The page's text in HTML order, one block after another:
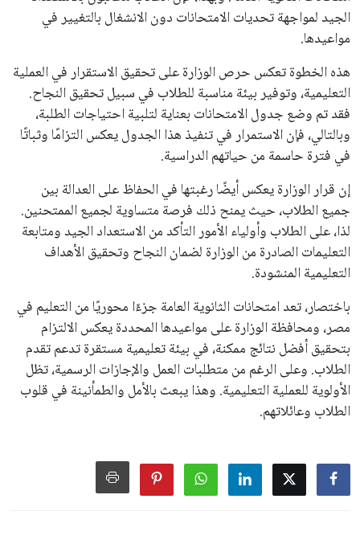
الجيد لمواجهة تحديات الامتحانات دون الانشغال بالتغيير في
مواعيدها.
هذه الخطوة تعكس حرص الوزارة على تحقيق الاستقرار في العملية
التعليمية، وتوفير بيئة مناسبة للطلاب في سبيل تحقيق النجاح.
فقد تم وضع جدول الامتحانات بعناية لتلبية احتياجات الطلبة،
وبالتالي، فإن الاستمرار في تنفيذ هذا الجدول يعكس التزامًا وثباتًا
في فترة حاسمة من حياتهم الدراسية.
إن قرار الوزارة يعكس أيضًا رغبتها في الحفاظ على العدالة بين
جميع الطلاب، حيث يمنح ذلك فرصة متساوية لجميع الممتحنين.
لذا، على الطلاب وأولياء الأمور التأكد من الاستعداد الجيد ومتابعة
التعليمات الصادرة من الوزارة لضمان النجاح وتحقيق الأهداف
التعليمية المنشودة.
باختصار، تعد امتحانات الثانوية العامة جزءًا محوريًا من التعليم في
مصر، ومحافظة الوزارة على مواعيدها المحددة يعكس الالتزام
بتحقيق أفضل نتائج ممكنة، في بيئة تعليمية مستقرة تدعم تقدم
الطلاب. وعلى الرغم من متطلبات العمل والإجازات الرسمية، تظل
الأولوية للعملية التعليمية. وهذا يبعث بالأمل والطمأنينة في قلوب
الطلاب وعائلاتهم.